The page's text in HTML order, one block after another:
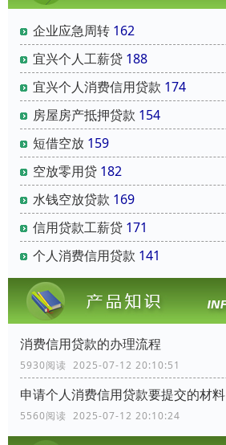
企业应急周转 162
宜兴个人工薪贷 188
宜兴个人消费信用贷款 174
房屋房产抵押贷款 154
短借空放 159
空放零用贷 182
水钱空放贷款 169
信用贷款工薪贷 171
个人消费信用贷款 141
消费信用贷款的办理流程
5930阅读 2025-07-12 20:10:51
申请个人消费信用贷款要提交的材料
5560阅读 2025-07-12 20:10:24